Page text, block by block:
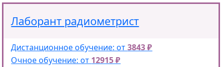
Лаборант радиометрист
Дистанционное обучение: от3843 ₽
Очное обучение: от 12915 ₽